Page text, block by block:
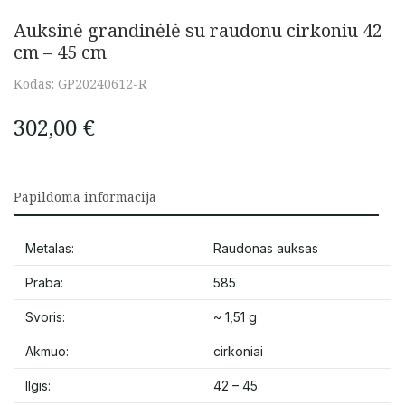
Auksinė grandinėlė su raudonu cirkoniu 42
cm – 45 cm
Kodas: GP20240612-R
302,00 €
Papildoma informacija
Metalas: Raudonas auksas
Praba: 585
Svoris: ~ 1,51 g
Akmuo: cirkoniai
Ilgis: 42 – 45